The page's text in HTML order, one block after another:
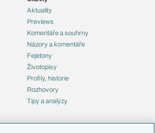
Aktuality
Previews
Komentáře a souhrny
Názory a komentáře
Fejetony
Životopisy
Profily, historie
Rozhovory
Tipy a analýzy